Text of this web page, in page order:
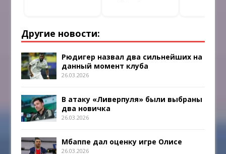
Другие новости:
Рюдигер назвал два сильнейших на
данный момент клуба
26.03.2026
В атаку «Ливерпуля» были выбраны
два новичка
26.03.2026
Мбаппе дал оценку игре Олисе
26.03.2026